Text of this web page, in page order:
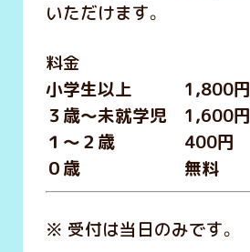
いただけます。
料金
小学生以上 1,800円
３歳～未就学児 1,600円
１～２歳 400円
０歳 無料
※ 受付は当日のみです。